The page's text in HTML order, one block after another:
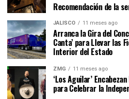
Recomendación de la
JALISCO 11 meses ago
Arranca la Gira del
Canta’ para Llevar las
Interior del Estado
ZMG 11 meses ago
‘Los Aguilar’
para Celebrar la